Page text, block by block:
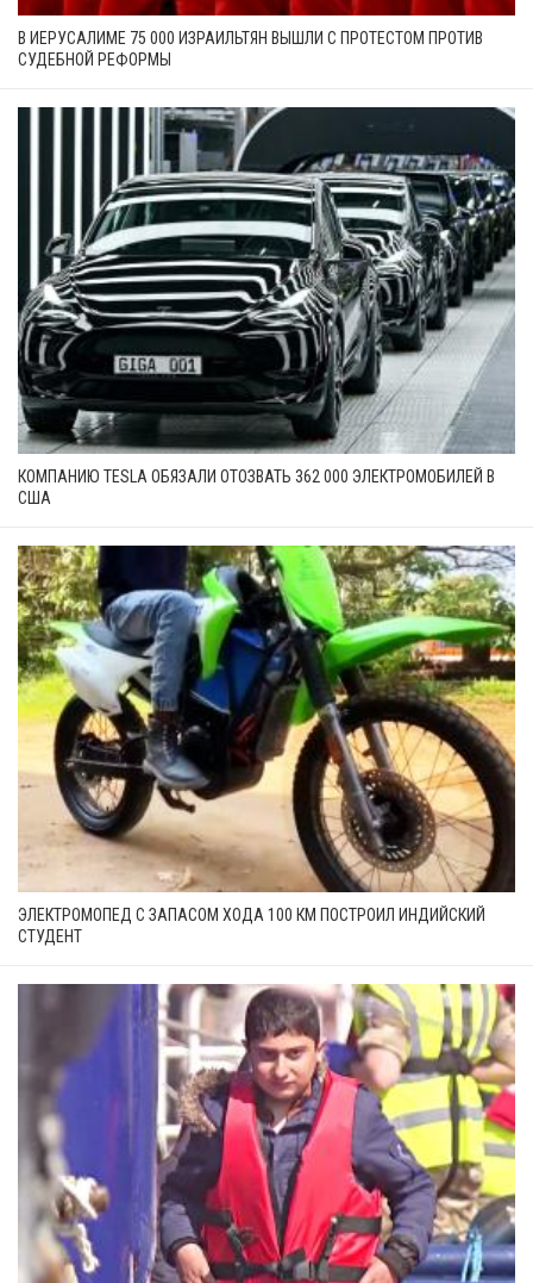
В ИЕРУСАЛИМЕ 75 000 ИЗРАИЛЬТЯН ВЫШЛИ С ПРОТЕСТОМ ПРОТИВ
СУДЕБНОЙ РЕФОРМЫ
КОМПАНИЮ TESLA ОБЯЗАЛИ ОТОЗВАТЬ 362 000 ЭЛЕКТРОМОБИЛЕЙ В
США
ЭЛЕКТРОМОПЕД С ЗАПАСОМ ХОДА 100 КМ ПОСТРОИЛ ИНДИЙСКИЙ
СТУДЕНТ